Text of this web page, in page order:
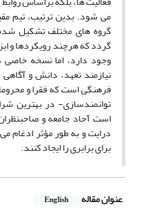
می شود. بدین ترتیب، تیم
گروه های مختلف تشکیل
گردد که هرچند رویکردها و
وجود دارد، اما نسخه
نیازمند تعهد، دانش و
فرهنگی است که فقرا و
توانمندسازی- در بهترین
است آحاد جامعه و
درایت و به طور مؤثر ادغام
برای برابری را ایجاد کنند.
عنوان مقاله English